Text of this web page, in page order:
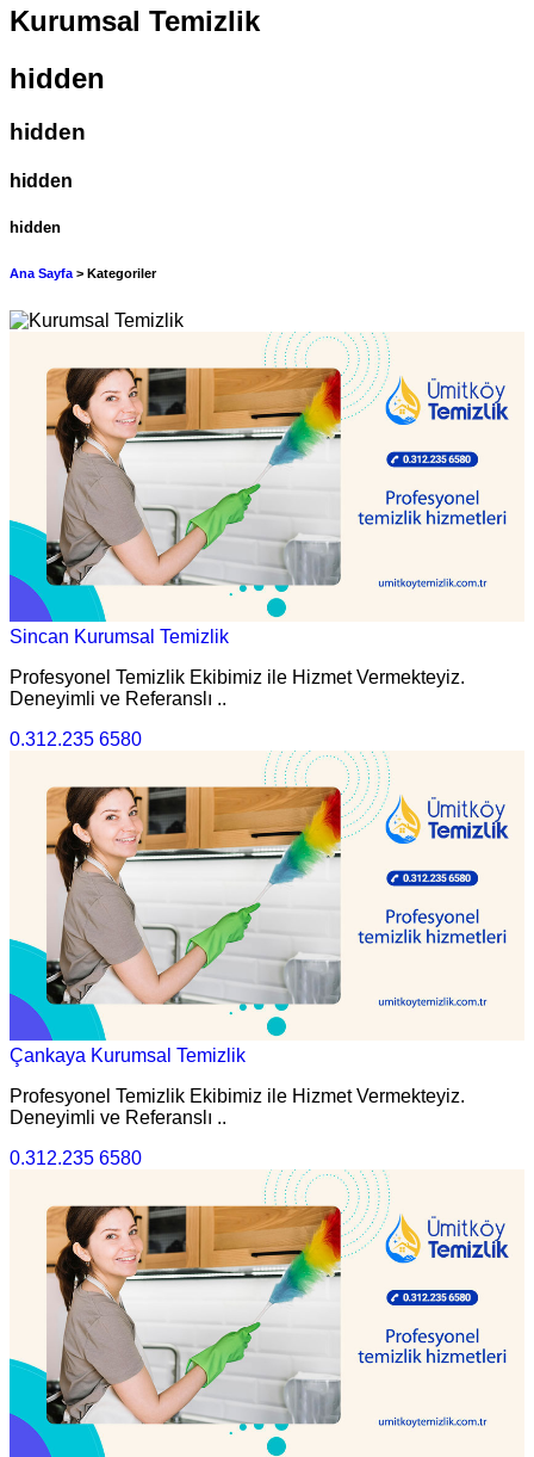
Kurumsal Temizlik
hidden
hidden
hidden
hidden
Ana Sayfa > Kategoriler
Sincan Kurumsal Temizlik
Profesyonel Temizlik Ekibimiz ile Hizmet Vermekteyiz.
Deneyimli ve Referanslı ..
0.312.235 6580
Çankaya Kurumsal Temizlik
Profesyonel Temizlik Ekibimiz ile Hizmet Vermekteyiz.
Deneyimli ve Referanslı ..
0.312.235 6580